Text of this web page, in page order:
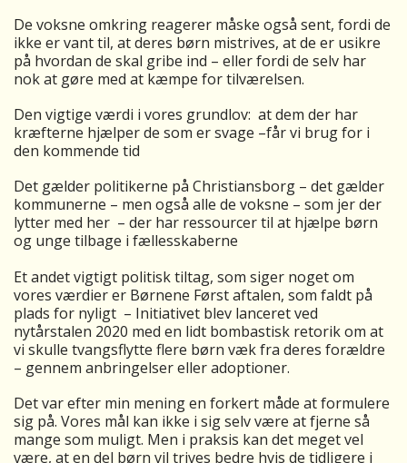
De voksne omkring reagerer måske også sent, fordi de
ikke er vant til, at deres børn mistrives, at de er usikre
på hvordan de skal gribe ind – eller fordi de selv har
nok at gøre med at kæmpe for tilværelsen.
Den vigtige værdi i vores grundlov: at dem der har
kræfterne hjælper de som er svage –får vi brug for i
den kommende tid
Det gælder politikerne på Christiansborg – det gælder
kommunerne – men også alle de voksne – som jer der
lytter med her – der har ressourcer til at hjælpe børn
og unge tilbage i fællesskaberne
Et andet vigtigt politisk tiltag, som siger noget om
vores værdier er Børnene Først aftalen, som faldt på
plads for nyligt – Initiativet blev lanceret ved
nytårstalen 2020 med en lidt bombastisk retorik om at
vi skulle tvangsflytte flere børn væk fra deres forældre
– gennem anbringelser eller adoptioner.
Det var efter min mening en forkert måde at formulere
sig på. Vores mål kan ikke i sig selv være at fjerne så
mange som muligt. Men i praksis kan det meget vel
være, at en del børn vil trives bedre hvis de tidligere i